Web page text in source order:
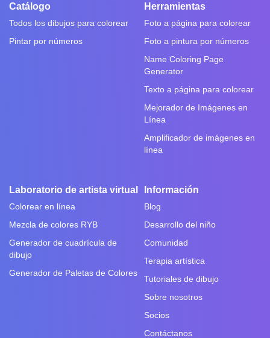
Catálogo
Todos los dibujos para colorear
Pintar por números
Herramientas
Foto a página para colorear
Foto a pintura por números
Name Coloring Page
Generator
Texto a página para colorear
Mejorador de Imágenes en
Línea
Amplificador de imágenes en
línea
Laboratorio de artista virtual
Colorear en línea
Mezcla de colores RYB
Generador de cuadrícula de
dibujo
Generador de Paletas de Colores
Información
Blog
Desarrollo del niño
Comunidad
Terapia artística
Tutoriales de dibujo
Sobre nosotros
Socios
Contáctanos